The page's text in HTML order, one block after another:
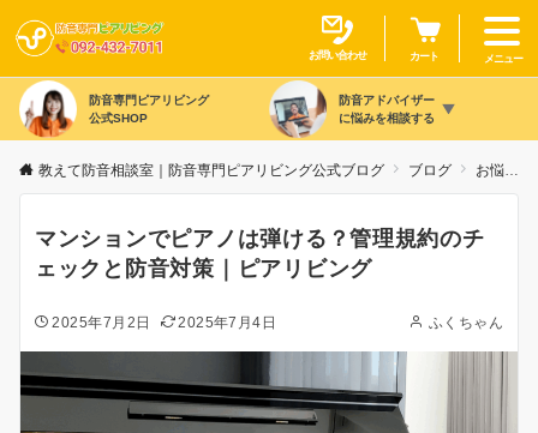
お問い合わせ カート メニュー
防音専門ピアリビング
公式SHOP
防音アドバイザー
に悩みを相談する
教えて防音相談室｜防音専門ピアリビング公式ブログ ブログ お悩み別
マンションでピアノは弾ける？管理規約のチ
ェックと防音対策｜ピアリビング
2025年7月2日 2025年7月4日 ふくちゃん